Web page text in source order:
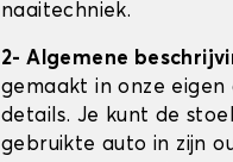
naaitechniek.
2- Algemene
gemaakt in onze eigen
details. Je kunt de
gebruikte auto in zijn